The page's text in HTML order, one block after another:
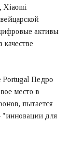
Xiaomi
активы
Portugal Педро
место в
пытается
"инновации для